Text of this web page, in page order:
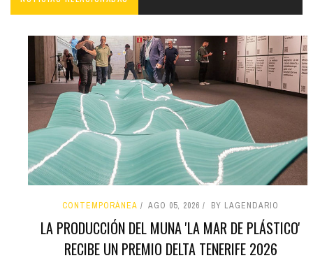
CONTEMPORÁNEA AGO 05, 2026 BY LAGENDARIO
LA PRODUCCIÓN DEL MUNA 'LA MAR DE PLÁSTICO'
RECIBE UN PREMIO DELTA TENERIFE 2026